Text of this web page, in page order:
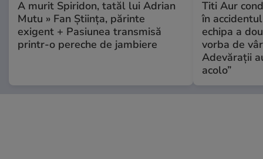
A murit Spiridon, tatăl lui Adrian
Mutu » Fan Știința, părinte
exigent + Pasiunea transmisă
printr-o pereche de jambiere
Titi Aur
în
echipa a
vorba de
Adevărații
acolo”